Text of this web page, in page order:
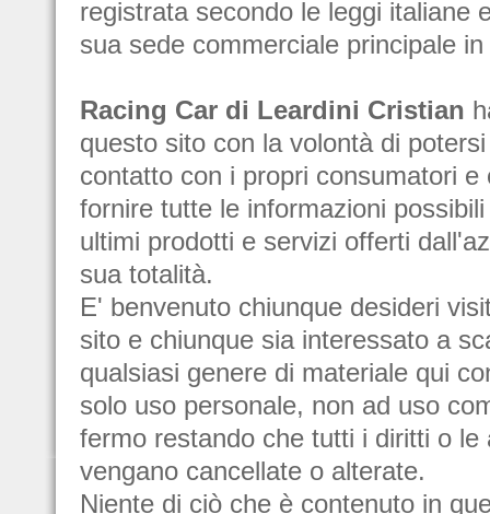
registrata secondo le leggi italiane
sua sede commerciale principale
Racing Car di Leardini Cristian
questo sito con la volontà di
contatto con i propri consumatori e
fornire tutte le informazioni
ultimi prodotti e servizi offerti
sua totalità.
E' benvenuto chiunque desideri
sito e chiunque sia interessato a
qualsiasi genere di materiale qui
solo uso personale, non ad uso
fermo restando che tutti i diritti o le
vengano cancellate o alterate.
Niente di ciò che è contenuto in